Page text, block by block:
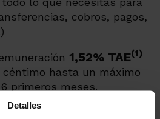
Detalles
cobros, pagos,
1,52% TAE(1)
hasta un máximo
primeros meses.
. Accesible y operativa